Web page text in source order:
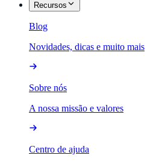
Recursos
Blog
Novidades, dicas e muito mais
Sobre nós
A nossa missão e valores
Centro de ajuda